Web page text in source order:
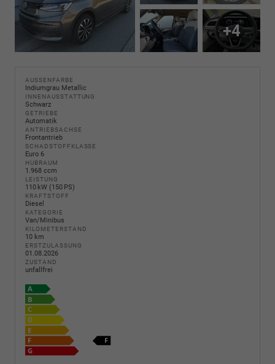
+4
AUSSENFARBE
Indiumgrau Metallic
INNENAUSSTATTUNG
Schwarz
GETRIEBE
Automatik
ANTRIEBSACHSE
Frontantrieb
SCHADSTOFFKLASSE
Euro 6
HUBRAUM
1.968 ccm
LEISTUNG
110 kW (150 PS)
KRAFTSTOFF
Diesel
KATEGORIE
Van/Minibus
KILOMETERSTAND
10 km
ERSTZULASSUNG
01.08.2026
ZUSTAND
unfallfrei